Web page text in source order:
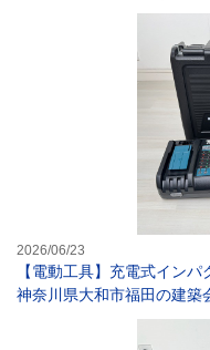
2026/06/23
【電動工具】充電式イン
神奈川県大和市福田の建築